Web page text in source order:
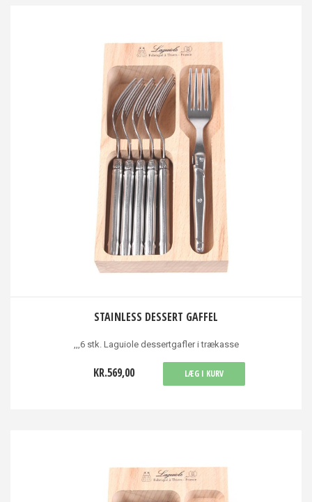
STAINLESS DESSERT GAFFEL
,,,6 stk. Laguiole dessertgafler i trækasse
KR.569,00 LÆG I KURV